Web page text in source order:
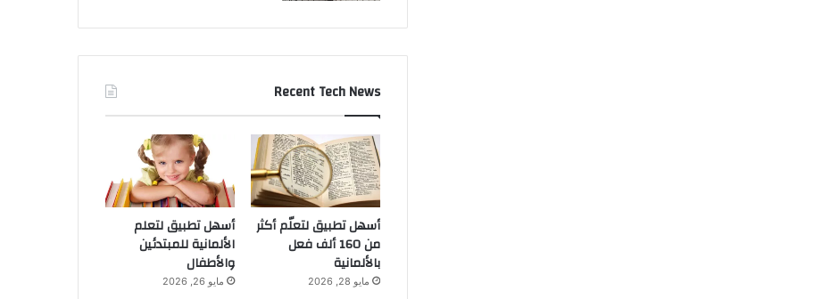
Recent Tech News
أسهل تطبيق لتعلّم أكثر
من 160 ألف فعل
بالألمانية
مايو 28, 2026
أسهل تطبيق لتعلم
الألمانية للمبتدئين
والأطفال
مايو 26, 2026